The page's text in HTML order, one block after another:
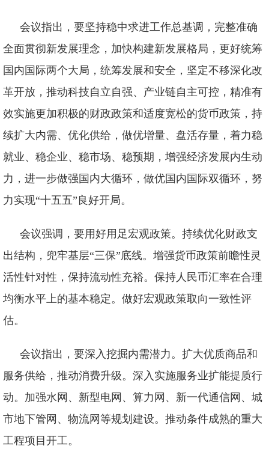
会议指出，要坚持稳中求进工作总基调，完整准确
全面贯彻新发展理念，加快构建新发展格局，更好统筹
国内国际两个大局，统筹发展和安全，坚定不移深化改
革开放，推动科技自立自强、产业链自主可控，精准有
效实施更加积极的财政政策和适度宽松的货币政策，持
续扩大内需、优化供给，做优增量、盘活存量，着力稳
就业、稳企业、稳市场、稳预期，增强经济发展内生动
力，进一步做强国内大循环，做优国内国际双循环，努
力实现“十五五”良好开局。
会议强调，要用好用足宏观政策。持续优化财政支
出结构，兜牢基层“三保”底线。增强货币政策前瞻性灵
活性针对性，保持流动性充裕。保持人民币汇率在合理
均衡水平上的基本稳定。做好宏观政策取向一致性评
估。
会议指出，要深入挖掘内需潜力。扩大优质商品和
服务供给，推动消费升级。深入实施服务业扩能提质行
动。加强水网、新型电网、算力网、新一代通信网、城
市地下管网、物流网等规划建设。推动条件成熟的重大
工程项目开工。